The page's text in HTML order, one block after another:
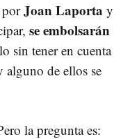
porJoan Laporta y
se embolsarán
sin tener en cuenta
alguno de ellos se
la pregunta es: